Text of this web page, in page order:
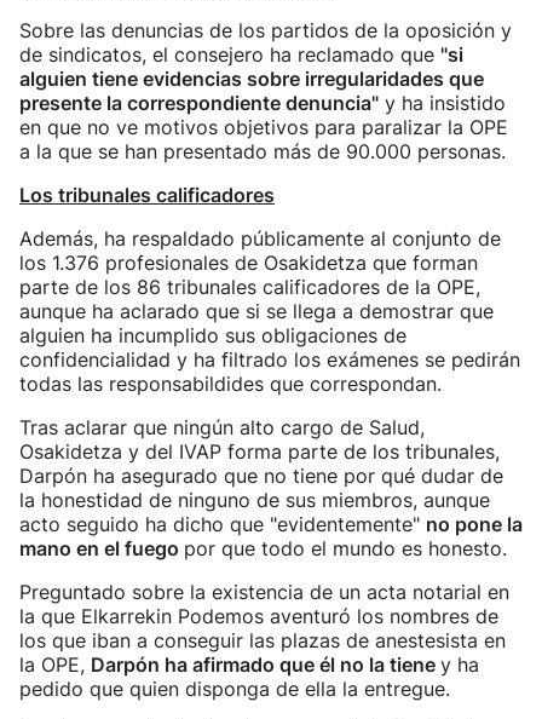
Sobre las denuncias de los partidos de la oposición y
de sindicatos, el consejero ha reclamado que "si
alguien tiene evidencias sobre irregularidades que
presente la correspondiente denuncia" y ha insistido
en que no ve motivos objetivos para paralizar la OPE
a la que se han presentado más de 90.000 personas.
Los tribunales calificadores
Además, ha respaldado públicamente al conjunto de
los 1.376 profesionales de Osakidetza que forman
parte de los 86 tribunales calificadores de la OPE,
aunque ha aclarado que si se llega a demostrar que
alguien ha incumplido sus obligaciones de
confidencialidad y ha filtrado los exámenes se pedirán
todas las responsabildides que correspondan.
Tras aclarar que ningún alto cargo de Salud,
Osakidetza y del IVAP forma parte de los tribunales,
Darpón ha asegurado que no tiene por qué dudar de
la honestidad de ninguno de sus miembros, aunque
acto seguido ha dicho que "evidentemente" no pone la
mano en el fuego por que todo el mundo es honesto.
Preguntado sobre la existencia de un acta notarial en
la que Elkarrekin Podemos aventuró los nombres de
los que iban a conseguir las plazas de anestesista en
la OPE, Darpón ha afirmado que él no la tiene y ha
pedido que quien disponga de ella la entregue.